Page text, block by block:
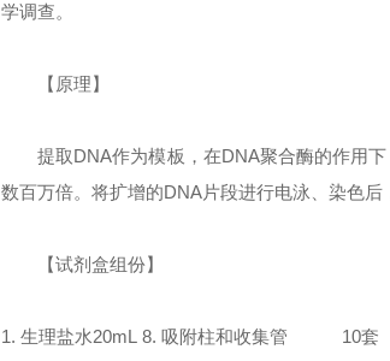
学调查。
【原理】
提取DNA作为模板，在DNA聚合酶的作用下
数百万倍。将扩增的DNA片段进行电泳、染色后
【试剂盒组份】
1. 生理盐水20mL 8. 吸附柱和收集管
10套